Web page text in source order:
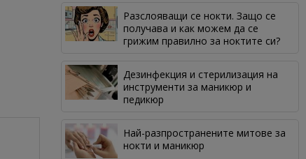
Разслояващи се нокти. Защо се
получава и как можем да се
грижим правилно за ноктите си?
Дезинфекция и стерилизация на
инструменти за маникюр и
педикюр
Най-разпространените митове за
нокти и маникюр